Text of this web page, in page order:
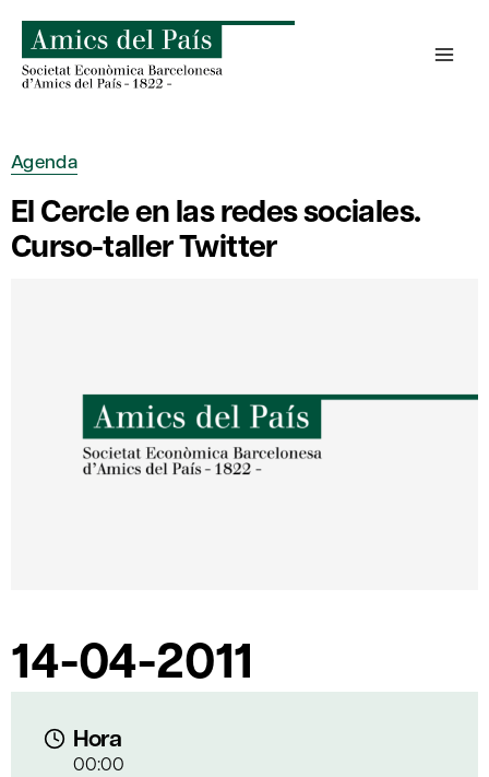
contenido
Agenda
El Cercle en las redes sociales.
Curso-taller Twitter
14-04-2011
Hora
00:00